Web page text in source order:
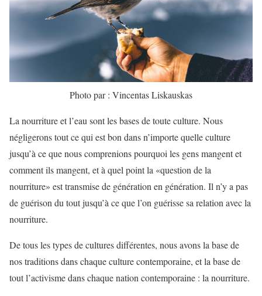
Photo par : Vincentas Liskauskas
La nourriture et l’eau sont les bases de toute culture. Nous
négligerons tout ce qui est bon dans n’importe quelle culture
jusqu’à ce que nous comprenions pourquoi les gens mangent et
comment ils mangent, et à quel point la «question de la
nourriture» est transmise de génération en génération. Il n’y a pas
de guérison du tout jusqu’à ce que l’on guérisse sa relation avec la
nourriture.
De tous les types de cultures différentes, nous avons la base de
nos traditions dans chaque culture contemporaine, et la base de
tout l’activisme dans chaque nation contemporaine : la nourriture.